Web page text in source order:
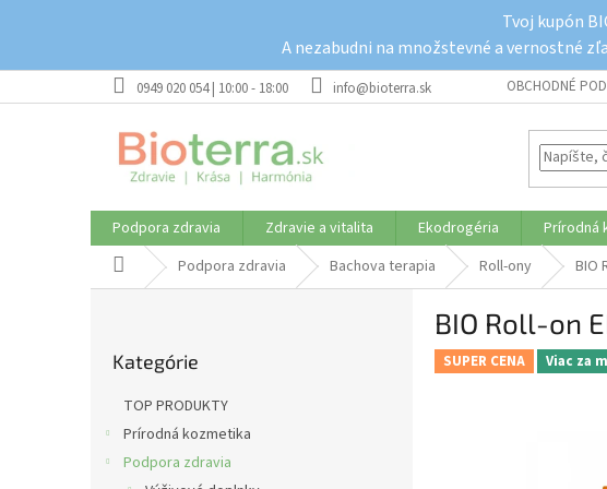
Tvoj kupón
A nezabudni na množstevné a vernostné
0949 020 054 | 10:00 - 18:00 info@bioterra.sk OBCHODNÉ
Podpora zdravia Zdravie a vitalita Ekodrogéria Prírodná
DomovPodpora zdravia Bachova terapia Roll-ony BIO
kategórie
Kategórie
TOP PRODUKTY
Prírodná kozmetika
Podpora zdravia
BIO Roll-on
SUPER CENA Viac za